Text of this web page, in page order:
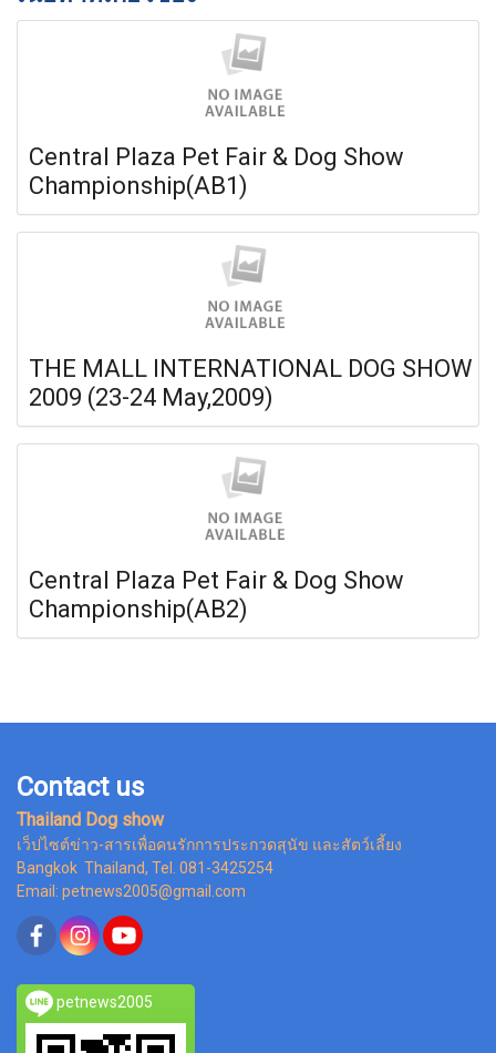
Central Plaza Pet Fair & Dog Show
Championship(AB1)
THE MALL INTERNATIONAL DOG SHOW
2009 (23-24 May,2009)
Central Plaza Pet Fair & Dog Show
Championship(AB2)
Contact us
Thailand Dog show
เว็ปไซต์ข่าว-สารเพื่อคนรักการประกวดสุนัข และสัตว์เลี้ยง
Bangkok Thailand, Tel. 081-3425254
Email: petnews2005@gmail.com
petnews2005